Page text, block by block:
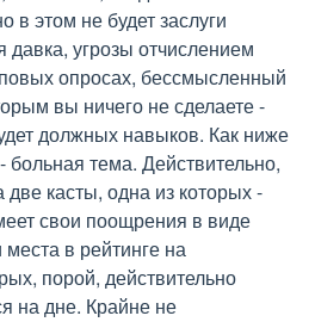
в этом не будет заслуги
угрозы отчислением
опросах, бессмысленный
вы ничего не сделаете -
должных навыков. Как ниже
тема. Действительно,
касты, одна из которых -
свои поощрения в виде
в рейтинге на
порой, действительно
на дне. Крайне не